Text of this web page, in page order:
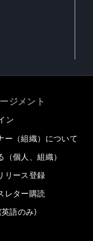
ジメント
ン
ー（組織）について
（個人、組織）
リース登録
レター購読
語のみ)